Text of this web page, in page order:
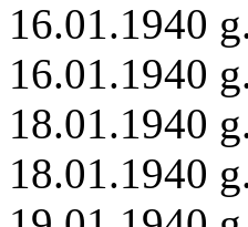
16.01.1940
16.01.1940
18.01.1940
18.01.1940